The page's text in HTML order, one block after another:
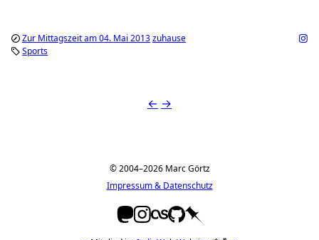
Zur Mittagszeit am 04. Mai 2013zuhause
Sports
← →
© 2004–2026 Marc Görtz
Impressum & Datenschutz